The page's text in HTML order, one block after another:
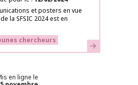
et posters en vue
la SFSIC 2024 est en
chercheurs En savoir plus
en ligne le